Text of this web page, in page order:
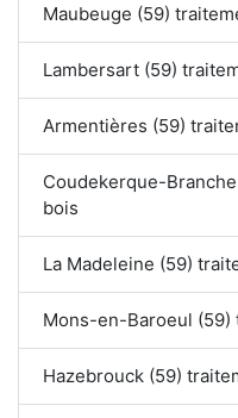
Maubeuge (59)
Lambersart (59)
Armentières (59)
Coudekerque-
bois
La Madeleine (59)
Mons-en-Baroeul
Hazebrouck (59)